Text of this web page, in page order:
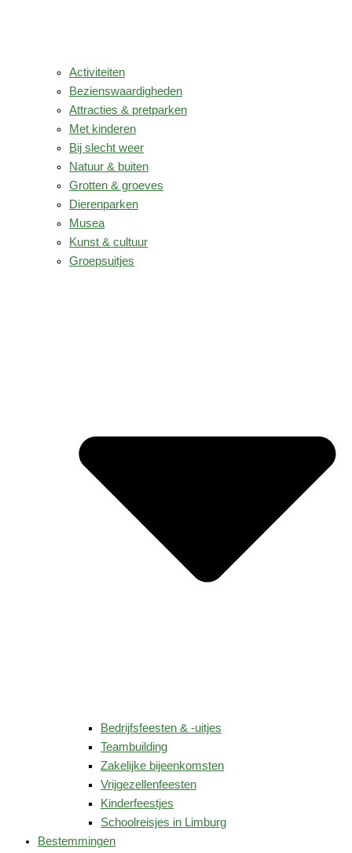
Activiteiten
Bezienswaardigheden
Attracties & pretparken
Met kinderen
Bij slecht weer
Natuur & buiten
Grotten & groeves
Dierenparken
Musea
Kunst & cultuur
Groepsuitjes
Bedrijfsfeesten & -uitjes
Teambuilding
Zakelijke bijeenkomsten
Vrijgezellenfeesten
Kinderfeestjes
Schoolreisjes in Limburg
Bestemmingen